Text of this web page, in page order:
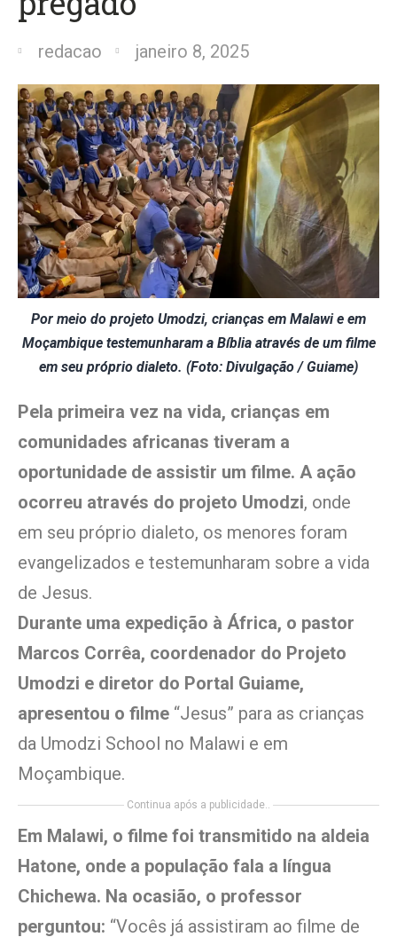
redacao janeiro 8, 2025
Por meio do projeto Umodzi, crianças em Malawi e em
Moçambique testemunharam a Bíblia através de um filme
em seu próprio dialeto. (Foto: Divulgação / Guiame)
Pela primeira vez na vida, crianças em
comunidades africanas tiveram a
oportunidade de assistir um filme. A ação
ocorreu através do projeto Umodzi, onde
em seu próprio dialeto, os menores foram
evangelizados e testemunharam sobre a vida
de Jesus.
Durante uma expedição à África, o pastor
Marcos Corrêa, coordenador do Projeto
Umodzi e diretor do Portal Guiame,
apresentou o filme “Jesus” para as crianças
da Umodzi School no Malawi e em
Moçambique.
Continua após a publicidade..
Em Malawi, o filme foi transmitido na aldeia
Hatone, onde a população fala a língua
Chichewa. Na ocasião, o professor
perguntou: “Vocês já assistiram ao filme de